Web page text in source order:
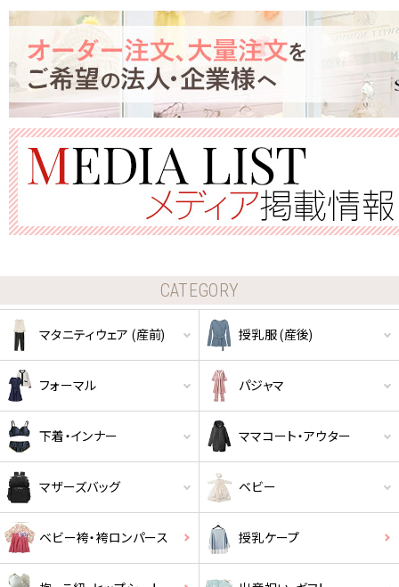
CATEGORY
マタニティウェア (産前) 授乳服 (産後)
フォーマル パジャマ
下着・インナー ママコート・アウター
マザーズバッグ ベビー
ベビー袴・袴ロンパース 授乳ケープ
クーポンコードをコピーしました。
ショッピングカート画面にてご入力ください。
クーポンのご利用には会員登録が必要となります。